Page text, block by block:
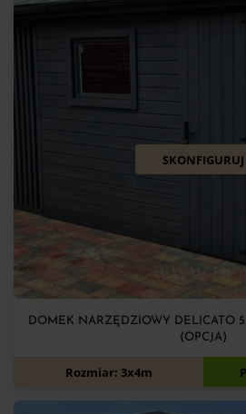
SKONFIGURUJ
DOMEK NARZĘDZIOWY DELICATO
(OPCJA)
7 900zł
Rozmiar: 3x4m